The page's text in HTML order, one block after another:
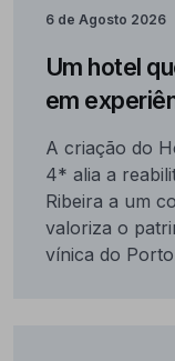
6 de Agosto 2026
Um hotel
em
A criação do
4* alia a
Ribeira a um
valoriza o
vínica do